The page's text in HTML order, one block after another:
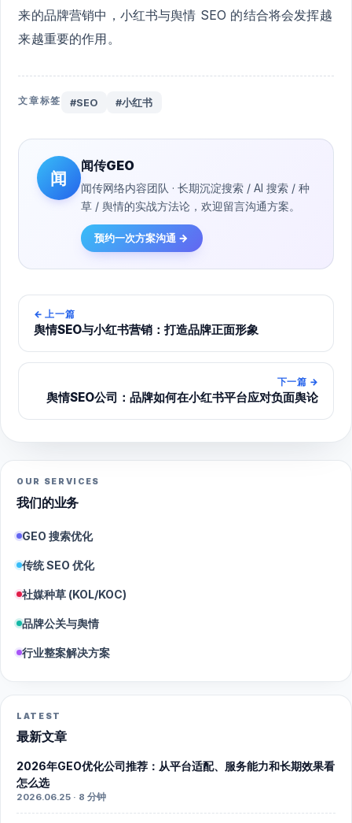
来的品牌营销中，小红书与舆情 SEO 的结合将会发挥越
来越重要的作用。
文章标签 #SEO #小红书
闻
闻传GEO
闻传网络内容团队 · 长期沉淀搜索 / AI 搜索 / 种
草 / 舆情的实战方法论，欢迎留言沟通方案。
预约一次方案沟通 →
← 上一篇
舆情SEO与小红书营销：打造品牌正面形象
下一篇 →
舆情SEO公司：品牌如何在小红书平台应对负面舆论
OUR SERVICES
我们的业务
GEO 搜索优化
传统 SEO 优化
社媒种草 (KOL/KOC)
品牌公关与舆情
行业整案解决方案
LATEST
最新文章
2026年GEO优化公司推荐：从平台适配、服务能力和长期效果看
怎么选
2026.06.25 · 8 分钟